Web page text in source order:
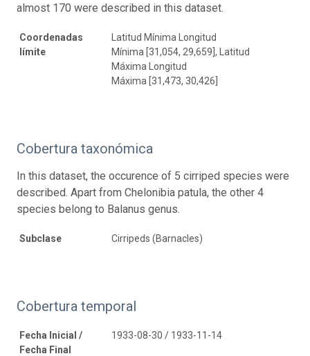
almost 170 were described in this dataset.
Coordenadas
límite
Latitud Mínima Longitud
Mínima [31,054, 29,659], Latitud
Máxima Longitud
Máxima [31,473, 30,426]
Cobertura taxonómica
In this dataset, the occurence of 5 cirriped species were
described. Apart from Chelonibia patula, the other 4
species belong to Balanus genus.
Subclase Cirripeds (Barnacles)
Cobertura temporal
Fecha Inicial /
Fecha Final
1933-08-30 / 1933-11-14